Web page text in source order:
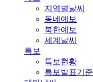
지역별날씨
동네예보
북한예보
세계날씨
특보
특보현황
특보발표기준